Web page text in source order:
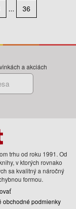
... 36
a akciách
trhu od roku 1991. Od
v ktorých rovnako
sa kvalitný a náročný
formou.
obchodné podmienky